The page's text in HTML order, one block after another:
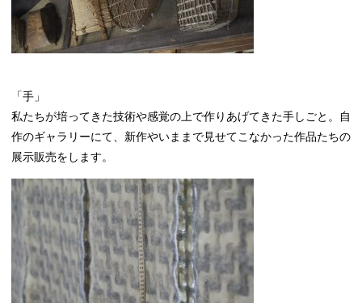
「手」
私たちが培ってきた技術や感覚の上で作りあげてきた手しごと。自
作のギャラリーにて、新作やいままで見せてこなかった作品たちの
展示販売をします。